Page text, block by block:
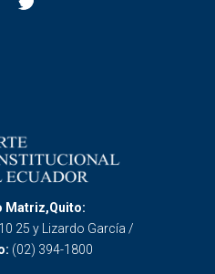
Matriz,Quito:
25 y Lizardo García /
(02) 394-1800